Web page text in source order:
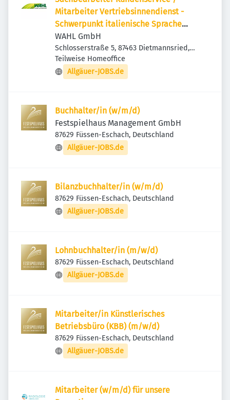
Mitarbeiter Vertriebsinnendienst -
Schwerpunkt italienische Sprache
(m/w/d) in Voll- oder Teilzeit
WAHL GmbH
Schlosserstraße 5, 87463 Dietmannsried,
Deutschland
Teilweise Homeoffice
Allgäuer-JOBS.de
Buchhalter/in (w/m/d)
Festspielhaus Management GmbH
87629 Füssen-Eschach, Deutschland
Allgäuer-JOBS.de
Bilanzbuchhalter/in (w/m/d)
87629 Füssen-Eschach, Deutschland
Allgäuer-JOBS.de
Lohnbuchhalter/in (m/w/d)
87629 Füssen-Eschach, Deutschland
Allgäuer-JOBS.de
Mitarbeiter/in Künstlerisches
Betriebsbüro (KBB) (m/w/d)
87629 Füssen-Eschach, Deutschland
Allgäuer-JOBS.de
Mitarbeiter (w/m/d) für unsere